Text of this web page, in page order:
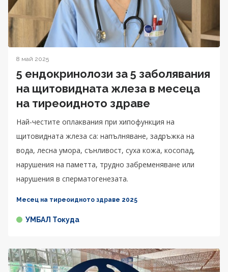
8 май 2025
5 ендокринолози за 5 заболявания
на щитовидната жлеза в месеца
на тиреоидното здраве
Най-честите оплаквания при хипофункция на
щитовидната жлеза са: напълняване, задръжка на
вода, лесна умора, сънливост, суха кожа, косопад,
нарушения на паметта, трудно забременяване или
нарушения в сперматогенезата.
Месец на тиреоидното здраве 2025
УМБАЛ Токуда